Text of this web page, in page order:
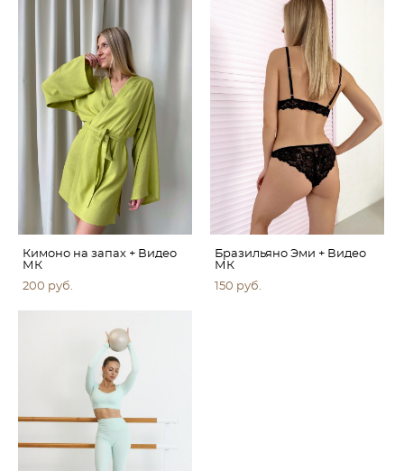
Кимоно на запах + Видео
МК
200 pуб.
Бразильяно Эми + Видео
МК
150 pуб.